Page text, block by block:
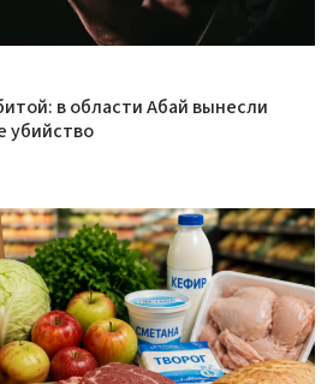
в области Абай вынесли
убийство